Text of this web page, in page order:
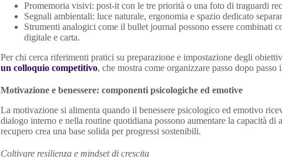
Promemoria visivi: post-it con le tre priorità o una foto di traguardi
Segnali ambientali: luce naturale, ergonomia e spazio dedicato
Strumenti analogici come il bullet journal possono essere combinati
digitale e carta.
Per chi cerca riferimenti pratici su preparazione e impostazione degli
un colloquio competitivo, che mostra come organizzare passo dopo
Motivazione e benessere: componenti psicologiche ed emotive
La motivazione si alimenta quando il benessere psicologico ed emotivo
dialogo interno e nella routine quotidiana possono aumentare la capacità
recupero crea una base solida per progressi sostenibili.
Coltivare resilienza e mindset di crescita